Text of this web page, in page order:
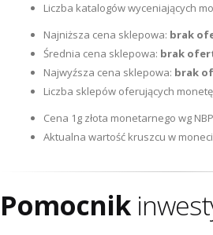
Liczba katalogów wyceniających
Najniższa cena sklepowa: brak
Średnia cena sklepowa: brak
Najwyźsza cena sklepowa: brak
Liczba sklepów oferujących
Cena 1g złota monetarnego wg
Aktualna wartość kruszcu w
Pomocnik